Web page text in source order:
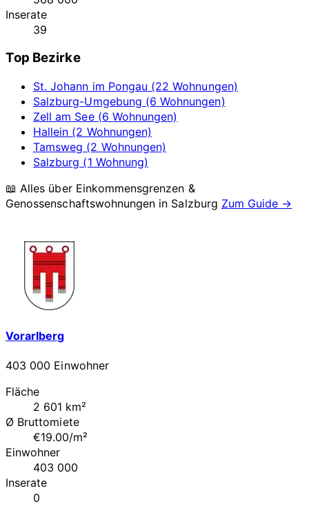
Inserate
39
Top Bezirke
St. Johann im Pongau (22 Wohnungen)
Salzburg-Umgebung (6 Wohnungen)
Zell am See (6 Wohnungen)
Hallein (2 Wohnungen)
Tamsweg (2 Wohnungen)
Salzburg (1 Wohnung)
📖 Alles über Einkommensgrenzen &
Genossenschaftswohnungen in Salzburg Zum Guide →
Vorarlberg
403 000 Einwohner
Fläche
2 601 km²
Ø Bruttomiete
€19.00/m²
Einwohner
403 000
Inserate
0